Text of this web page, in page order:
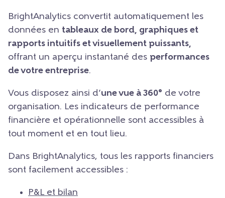
BrightAnalytics convertit automatiquement les
données en tableaux de bord, graphiques et
rapports intuitifs et visuellement puissants,
offrant un aperçu instantané des performances
de votre entreprise.
Vous disposez ainsi d’une vue à 360° de votre
organisation. Les indicateurs de performance
financière et opérationnelle sont accessibles à
tout moment et en tout lieu.
Dans BrightAnalytics, tous les rapports financiers
sont facilement accessibles :
P&L et bilan